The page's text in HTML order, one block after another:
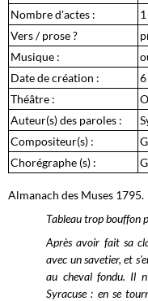
Nombre d'actes :
1
Vers / prose ?
Musique :
Date de création :
Théâtre :
Auteur(s) des paroles :
Compositeur(s) :
Chorégraphe (s) :
Almanach des Muses 1795.
Tableau trop bouffon
Après avoir fait sa
avec un savetier, et
au cheval fondu. Il
Syracuse : en se